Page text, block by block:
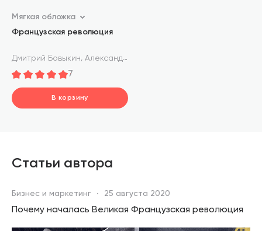
Мягкая обложка
Французская революция
Дмитрий Бовыкин, Александр Чудинов
7
В корзину
Статьи автора
Бизнес и маркетинг 25 августа 2020
Почему началась Великая Французская революция